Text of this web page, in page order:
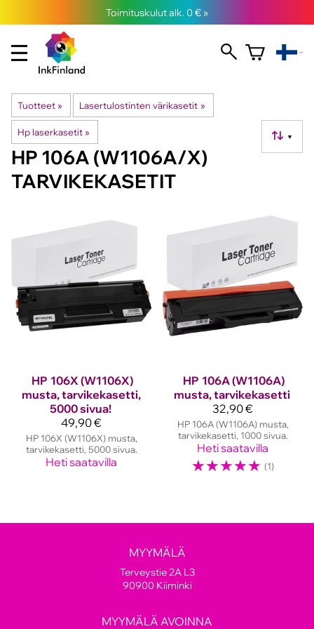
Toimituskulut alk. 0 € »
Tuotteet ‪» Lasertulostinten värikasetit ‪»
Hp laserkasetit ‪» ▼
HP 106A (W1106A/X)
TARVIKEKASETIT
HP 106X (W1106X)
musta, tarvikekasetti,
5000 sivua!
49,90 €
HP 106X (W1106X) musta,
tarvikekasetti, 5000 sivua.
Heti saatavilla
HP 106A (W1106A)
musta, tarvikekasetti
32,90 €
HP 106A (W1106A) musta,
tarvikekasetti, 1000 sivua.
Heti saatavilla
☆☆☆☆☆ (1)
MYYMÄLÄ
Terveystie 2A L3
90900 Kiiminki
MYYMÄLÄ AVOINNA